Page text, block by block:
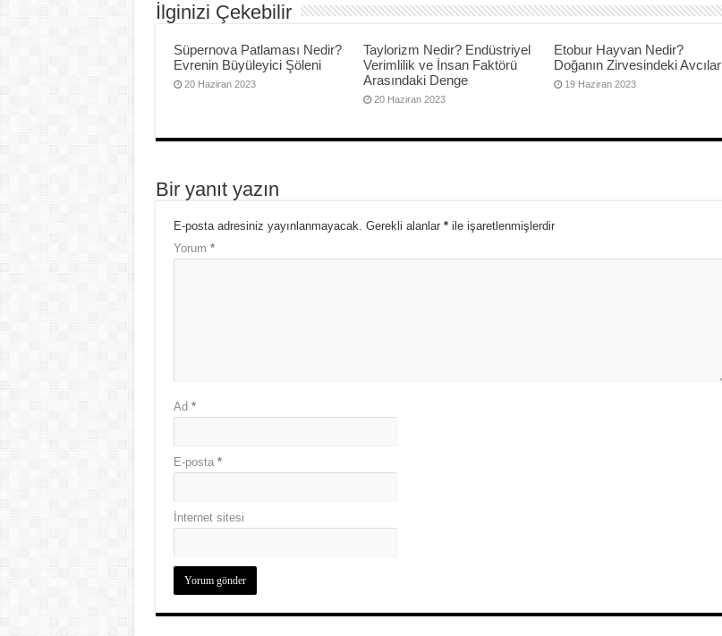
İlginizi Çekebilir
Süpernova Patlaması Nedir?
Evrenin Büyüleyici Şöleni
20 Haziran 2023
Taylorizm Nedir? Endüstriyel
Verimlilik ve İnsan Faktörü
Arasındaki Denge
20 Haziran 2023
Etobur Hayvan Nedir?
Doğanın Zirvesindeki Avcılar
19 Haziran 2023
Bir yanıt yazın
E-posta adresiniz yayınlanmayacak. Gerekli alanlar *ile işaretlenmişlerdir
Yorum *
Ad *
E-posta *
İnternet sitesi